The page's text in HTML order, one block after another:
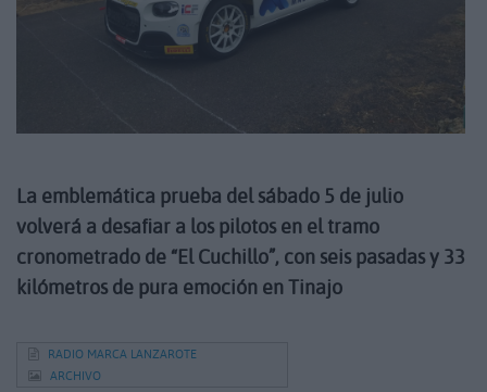
La emblemática prueba del sábado 5 de julio
volverá a desafiar a los pilotos en el tramo
cronometrado de “El Cuchillo”, con seis pasadas y 33
kilómetros de pura emoción en Tinajo
RADIO MARCA LANZAROTE
ARCHIVO